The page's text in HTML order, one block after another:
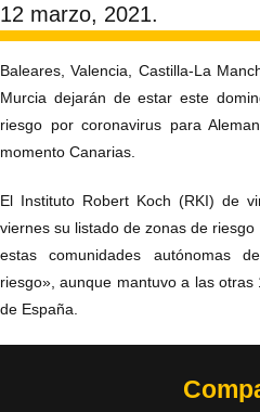
12 marzo, 2021.
Baleares, Valencia, Castilla-La
Murcia dejarán de estar este
riesgo por coronavirus para
momento Canarias.
El Instituto Robert Koch (RKI) de
viernes su listado de zonas de
estas comunidades autónomas
riesgo», aunque mantuvo a las
de España.